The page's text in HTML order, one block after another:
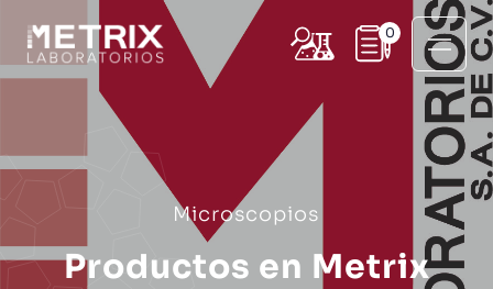
0
Microscopios
Productos en Metrix